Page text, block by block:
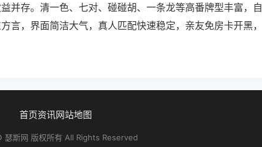
并存。清一色、七对、碰碰胡、一条龙等高番牌型丰富，自
言，界面简洁大气，真人匹配快速稳定，亲友免房卡开黑，
首页资讯网站地图
斯网 版权所有 All Rights Reserved